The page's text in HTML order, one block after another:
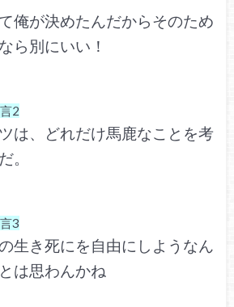
俺が決めたんだからそのため
ら別にいい！
2
は、どれだけ馬鹿なことを考
。
3
生き死にを自由にしようなん
は思わんかね